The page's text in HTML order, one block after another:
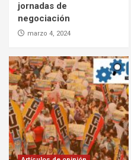
jornadas de
negociación
marzo 4, 2024